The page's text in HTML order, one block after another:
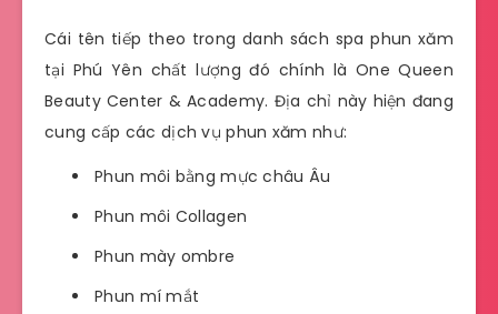
Cái tên tiếp theo trong danh sách spa phun xăm
tại Phú Yên chất lượng đó chính là One Queen
Beauty Center & Academy. Địa chỉ này hiện đang
cung cấp các dịch vụ phun xăm như:
Phun môi bằng mực châu Âu
Phun môi Collagen
Phun mày ombre
Phun mí mắt